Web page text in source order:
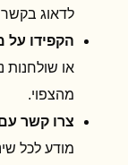
לדאוג
הקפידו על
או שולחנות
מהצפוי.
צרו קשר
מודע לכל